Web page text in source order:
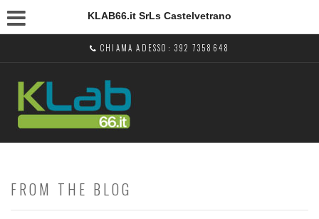
KLAB66.it SrLs Castelvetrano
CHIAMA ADESSO: 392 7358648
FROM THE BLOG